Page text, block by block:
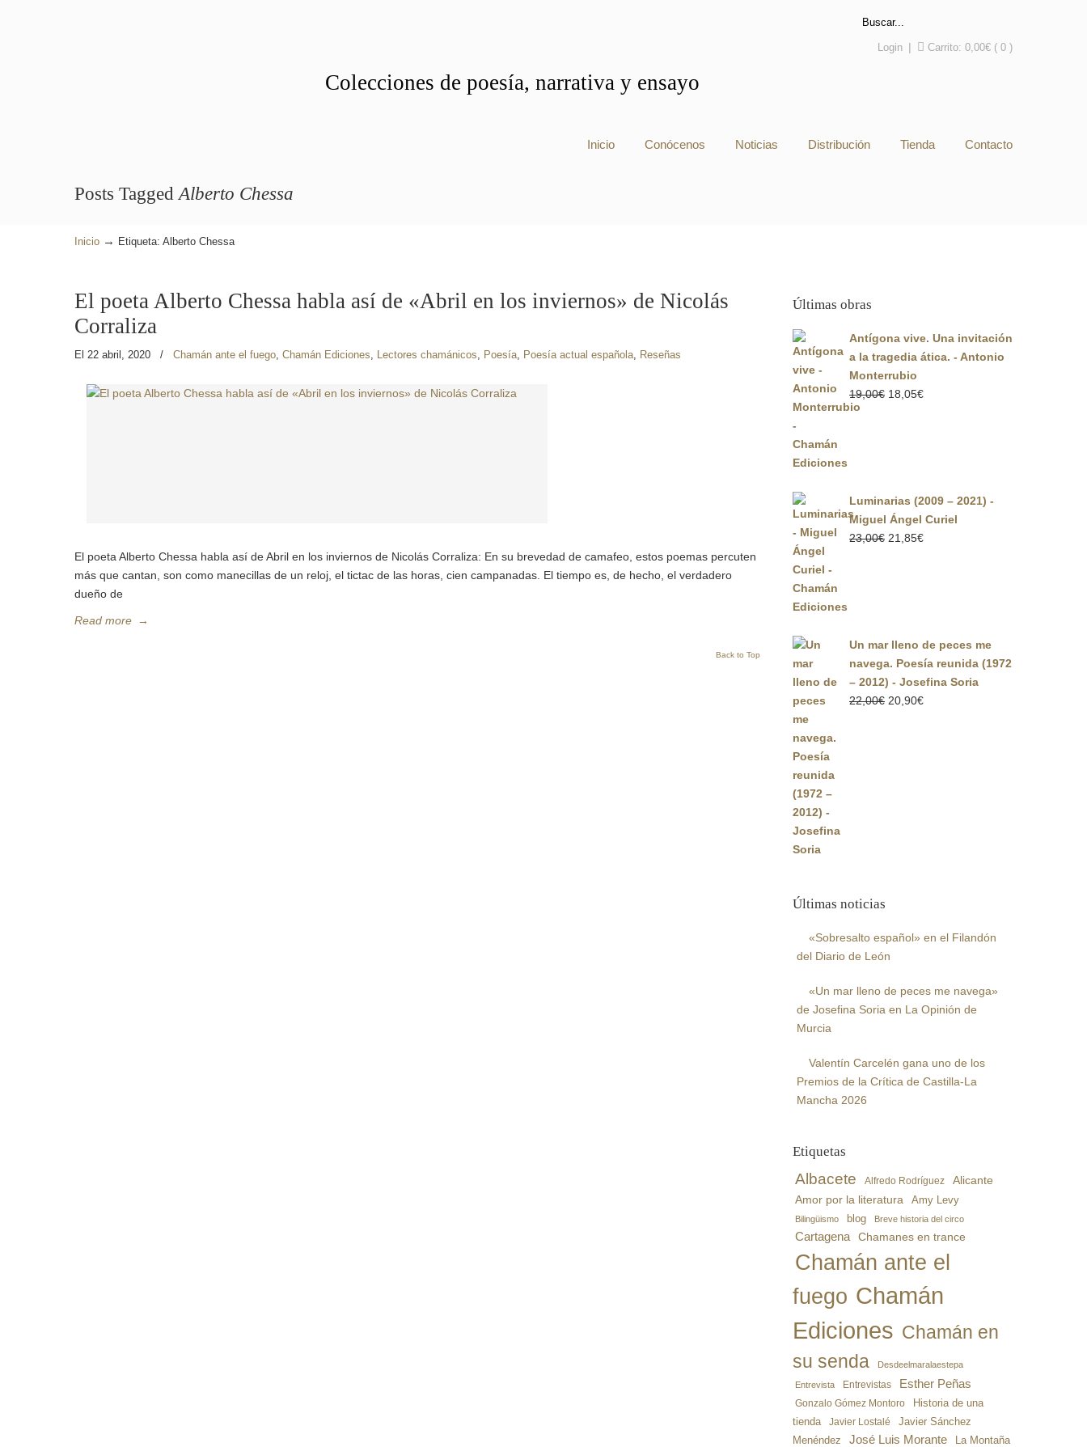
Colecciones de poesía, narrativa y ensayo
Login Carrito: 0,00€ ( 0 )
Inicio Conócenos Noticias Distribución Tienda Contacto
Posts Tagged Alberto Chessa
Inicio → Etiqueta: Alberto Chessa
El poeta Alberto Chessa habla así de «Abril en los inviernos» de Nicolás
Corraliza
El 22 abril, 2020 / Chamán ante el fuego, Chamán Ediciones, Lectores chamánicos, Poesía, Poesía actual española, Reseñas
El poeta Alberto Chessa habla así de Abril en los inviernos de Nicolás Corraliza: En su brevedad de camafeo, estos poemas percuten
más que cantan, son como manecillas de un reloj, el tictac de las horas, cien campanadas. El tiempo es, de hecho, el verdadero
dueño de
Read more →
Back to Top
Últimas obras
Antígona vive. Una invitación
a la tragedia ática. - Antonio
Monterrubio
19,00€ El
18,05€El
Luminarias (2009 – 2021) -
Miguel Ángel Curiel
23,00€ El
21,85€El
Un mar lleno de peces me
navega. Poesía reunida (1972
– 2012) - Josefina Soria
22,00€ El
20,90€El
Últimas noticias
«Sobresalto español» en el Filandón
del Diario de León
«Un mar lleno de peces me navega»
de Josefina Soria en La Opinión de
Murcia
Valentín Carcelén gana uno de los
Premios de la Crítica de Castilla-La
Mancha 2026
Etiquetas
Albacete Alfredo Rodríguez
Alicante
Amor por la literatura
Amy Levy
Bilingüismo blog Breve historia del circo
Cartagena Chamanes en trance
Chamán ante el
fuego Chamán
Ediciones Chamán en
su senda
Desdeelmaralaestepa
Entrevista Entrevistas Esther Peñas
Gonzalo Gómez Montoro
Historia de una
tienda
Javier Lostalé
Javier Sánchez
Menéndez
José Luis Morante
La Montaña